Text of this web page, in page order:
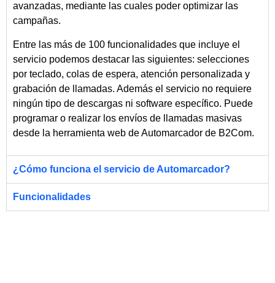
avanzadas, mediante las cuales poder optimizar las
campañas.
Entre las más de 100 funcionalidades que incluye el
servicio podemos destacar las siguientes: selecciones
por teclado, colas de espera, atención personalizada y
grabación de llamadas. Además el servicio no requiere
ningún tipo de descargas ni software específico. Puede
programar o realizar los envíos de llamadas masivas
desde la herramienta web de Automarcador de B2Com.
¿Cómo funciona el servicio de Automarcador?
Funcionalidades